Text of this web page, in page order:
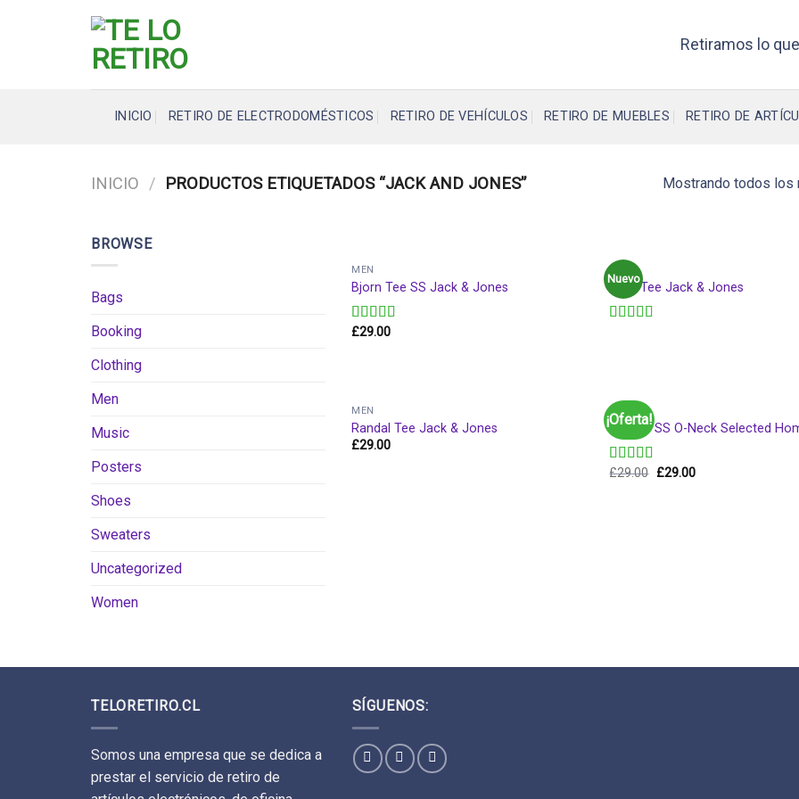
Retiramos lo
INICIO RETIRO DE ELECTRODOMÉSTICOS RETIRO DE VEHÍCULOS RETIRO DE MUEBLES RETIRO DE
INICIO / PRODUCTOS ETIQUETADOS “JACK AND JONES” Mostrando todos los
BROWSE
Bags
Booking
Clothing
Men
Music
Posters
Shoes
Sweaters
Uncategorized
Women
MEN
Bjorn Tee SS Jack & Jones
Valorado
£29.00
Nuevo
Land Tee Jack & Jones
MEN
Randal Tee Jack & Jones
£29.00
¡Oferta!
MEN
Wicked SS O-Neck Selected
Valorado
£29.00 £29.00
TELORETIRO.CL
Somos una empresa que se dedica a
prestar el servicio de retiro de
SÍGUENOS: